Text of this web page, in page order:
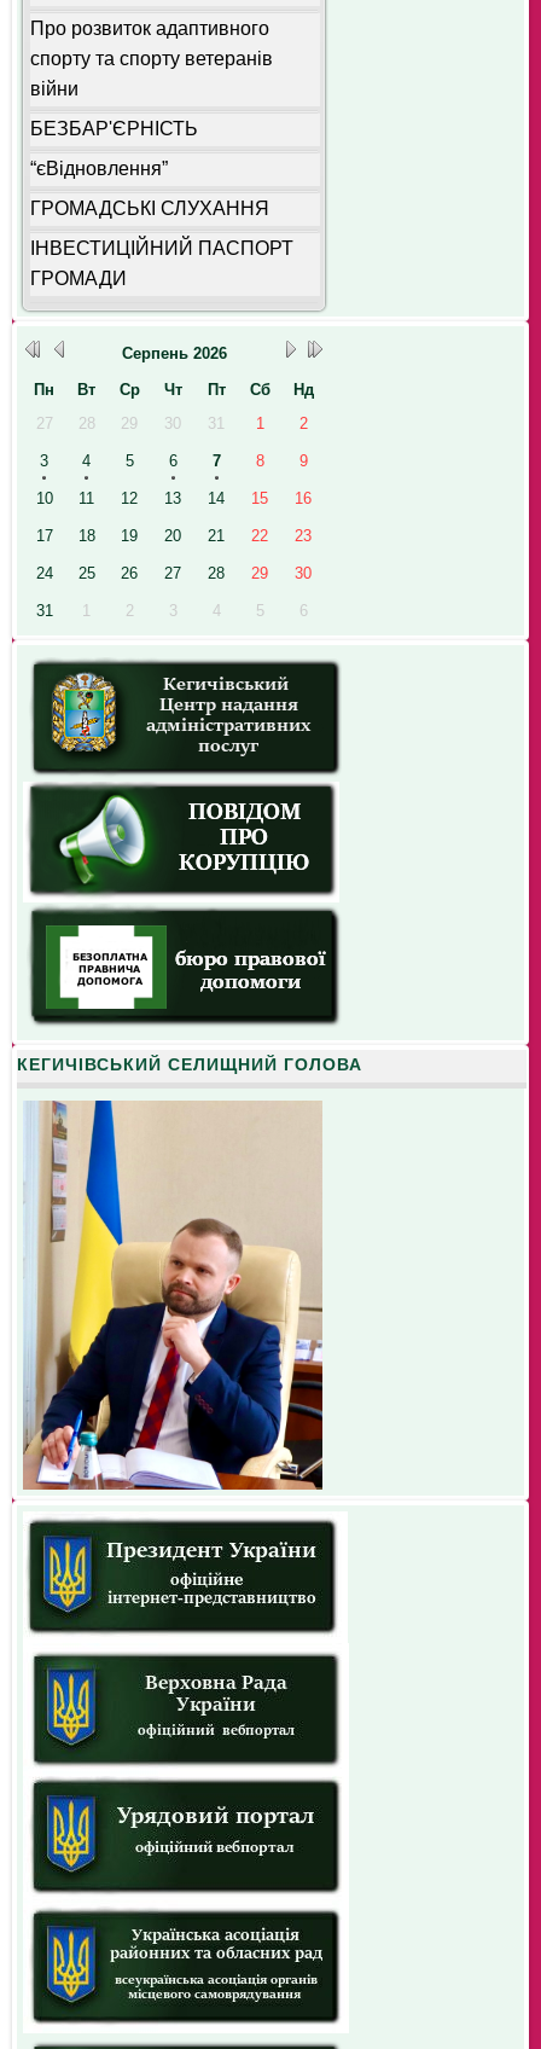
Про розвиток адаптивного
спорту та спорту ветеранів
війни
БЕЗБАР'ЄРНІСТЬ
“єВідновлення”
ГРОМАДСЬКІ СЛУХАННЯ
ІНВЕСТИЦІЙНИЙ ПАСПОРТ
ГРОМАДИ
Серпень 2026
Пн
Вт Ср Чт Пт Сб
Нд
27
28 29 30 31 1 2
3 4 5 6 7 8 9
10 11 12 13 14 15 16
17 18 19 20 21 22 23
24 25 26 27 28 29 30
31 1 2 3 4 5 6
КЕГИЧІВСЬКИЙ СЕЛИЩНИЙ ГОЛОВА